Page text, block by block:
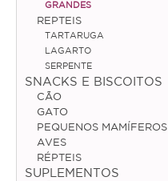
ACESSÓRIOS
Cão
Júnior
Adulto
Sénior
GRANDES
REPTEIS
TARTARUGA
LAGARTO
SERPENTE
SNACKS E BISCOITOS
CÃO
GATO
PEQUENOS MAMÍFEROS
AVES
RÉPTEIS
SUPLEMENTOS